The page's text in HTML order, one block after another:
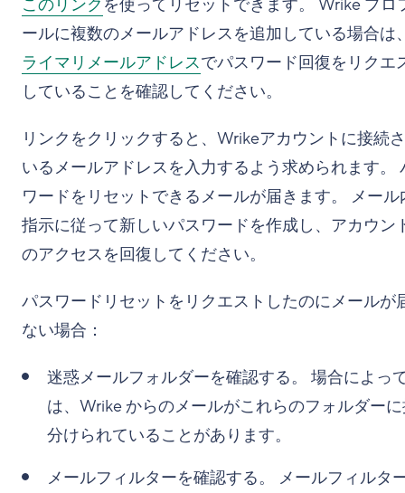
このリンク を使ってリセットできます。 Wrike プロ
ールに複数のメールアドレスを追加している場合は
ライマリメールアドレスでパスワード回復をリクエ
していることを確認してください。
リンクをクリックすると、Wrikeアカウントに接続
いるメールアドレスを入力するよう求められます。
ワードをリセットできるメールが届きます。 メール
指示に従って新しいパスワードを作成し、アカウン
のアクセスを回復してください。
パスワードリセットをリクエストしたのにメールが
ない場合：
迷惑メールフォルダーを確認する。 場合によっ
は、Wrike からのメールがこれらのフォルダー
分けられていることがあります。
メールフィルターを確認する。 メールフィルタ